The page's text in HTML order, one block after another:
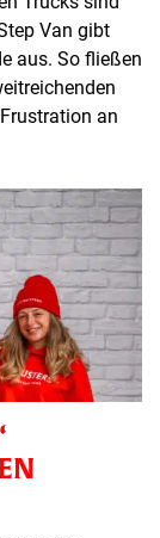
Van gibt
aus. So fließen
an